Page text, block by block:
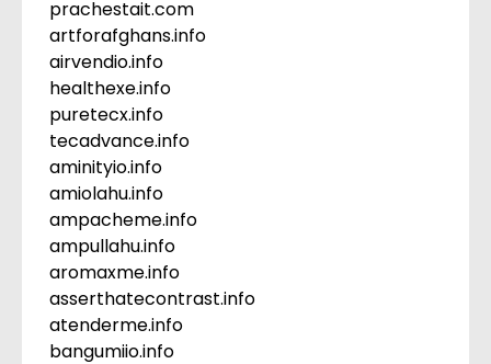
prachestait.com
artforafghans.info
airvendio.info
healthexe.info
puretecx.info
tecadvance.info
aminityio.info
amiolahu.info
ampacheme.info
ampullahu.info
aromaxme.info
asserthatecontrast.info
atenderme.info
bangumiio.info